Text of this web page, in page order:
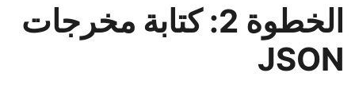
الخطوة 2: كتابة مخرجات
JSON